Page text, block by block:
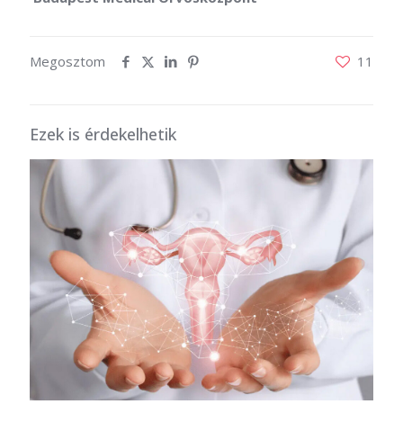
Megosztom 11
Ezek is érdekelhetik